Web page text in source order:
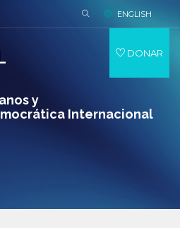
y
Internacional
ENGLISH
DONAR